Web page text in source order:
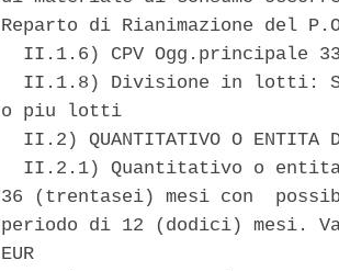
Reparto di Rianimazione del
II.1.6) CPV Ogg.principale
II.1.8) Divisione in lotti:
o piu lotti
II.2) QUANTITATIVO O ENTITA
II.2.1) Quantitativo o
36 (trentasei) mesi con
periodo di 12 (dodici) mesi.
EUR